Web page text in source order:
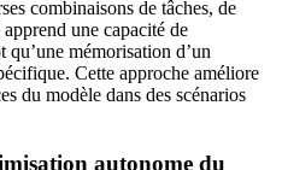
combinaisons de tâches, de
une capacité de
mémorisation d’un
Cette approche améliore
du modèle dans des scénarios
autonome du